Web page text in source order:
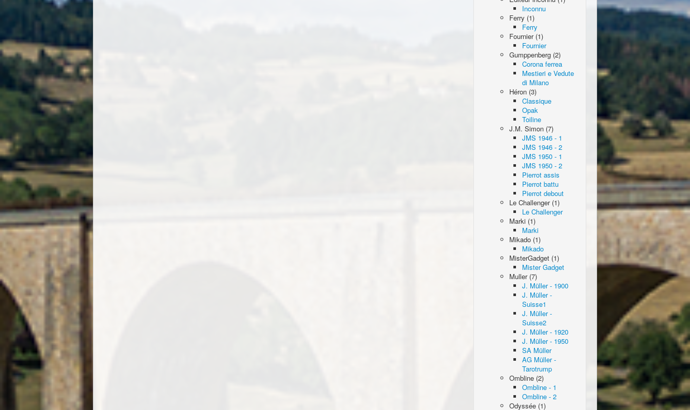
Inconnu
Ferry (1)
Ferry
Fournier (1)
Fournier
Gumppenberg (2)
Corona ferrea
Mestieri e Vedute
di Milano
Héron (3)
Classique
Opak
Toiline
J.M. Simon (7)
JMS 1946 - 1
JMS 1946 - 2
JMS 1950 - 1
JMS 1950 - 2
Pierrot assis
Pierrot battu
Pierrot debout
Le Challenger (1)
Le Challenger
Marki (1)
Marki
Mikado (1)
Mikado
MisterGadget (1)
Mister Gadget
Muller (7)
J. Müller - 1900
J. Müller -
Suisse1
J. Müller -
Suisse2
J. Müller - 1920
J. Müller - 1950
SA Müller
AG Müller -
Tarotrump
Ombline (2)
Ombline - 1
Ombline - 2
Odyssée (1)